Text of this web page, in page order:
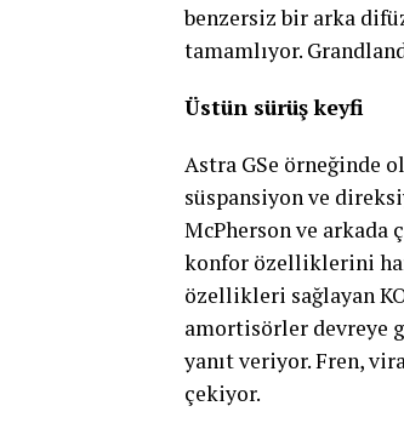
benzersiz bir arka
tamamlıyor.
Üstün sürüş keyfi
Astra GSe örneğinde
süspansiyon ve
McPherson ve
konfor özelliklerini
özellikleri sağlayan
amortisörler devreye
yanıt veriyor. Fren,
çekiyor.